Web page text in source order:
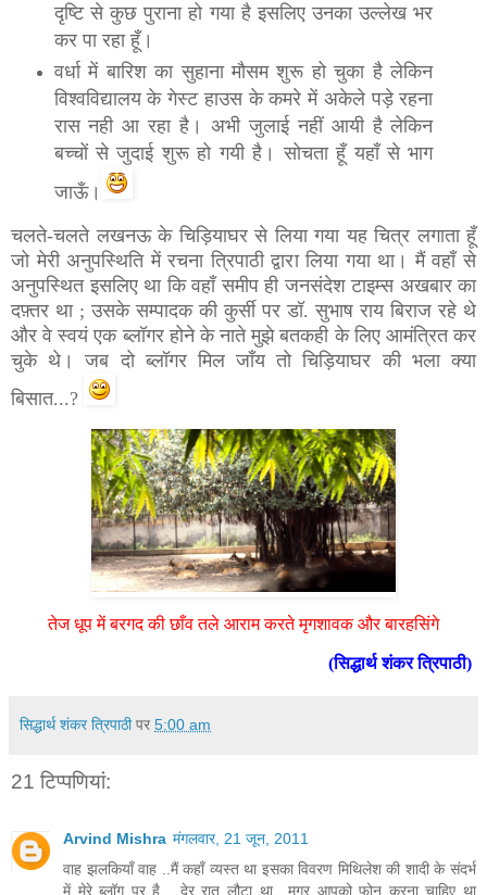
दृष्टि से कुछ पुराना हो गया है इसलिए उनका उल्लेख भर
कर पा रहा हूँ।
वर्धा में बारिश का सुहाना मौसम शुरू हो चुका है लेकिन
विश्वविद्यालय के गेस्ट हाउस के कमरे में अकेले पड़े रहना
रास नही आ रहा है। अभी जुलाई नहीं आयी है लेकिन
बच्चों से जुदाई शुरू हो गयी है। सोचता हूँ यहाँ से भाग
जाऊँ।
चलते-चलते लखनऊ के चिड़ियाघर से लिया गया यह चित्र लगाता हूँ
जो मेरी अनुपस्थिति में रचना त्रिपाठी द्वारा लिया गया था। मैं वहाँ से
अनुपस्थित इसलिए था कि वहाँ समीप ही जनसंदेश टाइम्स अखबार का
दफ़्तर था ; उसके सम्पादक की कुर्सी पर डॉ. सुभाष राय बिराज रहे थे
और वे स्वयं एक ब्लॉगर होने के नाते मुझे बतकही के लिए आमंत्रित कर
चुके थे। जब दो ब्लॉगर मिल जाँय तो चिड़ियाघर की भला क्या
बिसात...?
तेज धूप में बरगद की छाँव तले आराम करते मृगशावक और बारहसिंगे
(सिद्धार्थ शंकर त्रिपाठी)
सिद्धार्थ शंकर त्रिपाठी पर 5:00 am
21 टिप्‍पणियां:
Arvind Mishra मंगलवार, 21 जून, 2011
वाह झलकियाँ वाह ..मैं कहाँ व्यस्त था इसका विवरण मिथिलेश की शादी के संदर्भ
में मेरे ब्लॉग पर है ...देर रात लौटा था ..मगर आपको फोन करना चाहिए था